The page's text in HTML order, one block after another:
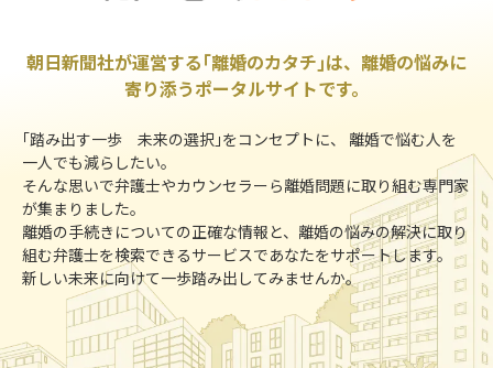
朝日新聞社が運営する｢離婚のカタチ｣は、離婚の悩みに
寄り添うポータルサイトです。
｢踏み出す一歩 未来の選択｣をコンセプトに、 離婚で悩む人を
一人でも減らしたい。
そんな思いで弁護士やカウンセラーら離婚問題に取り組む専門家
が集まりました。
離婚の手続きについての正確な情報と、離婚の悩みの解決に取り
組む弁護士を検索できるサービスであなたをサポートします。
新しい未来に向けて一歩踏み出してみませんか。